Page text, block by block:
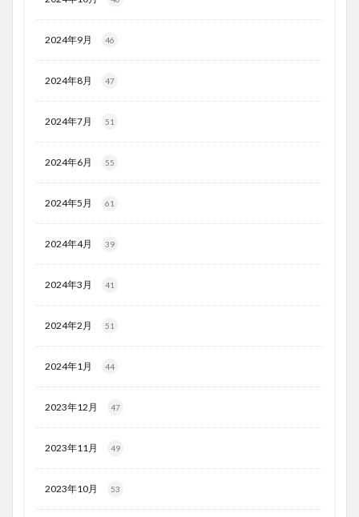
2024年9月 46
2024年8月 47
2024年7月 51
2024年6月 55
2024年5月 61
2024年4月 39
2024年3月 41
2024年2月 51
2024年1月 44
2023年12月 47
2023年11月 49
2023年10月 53